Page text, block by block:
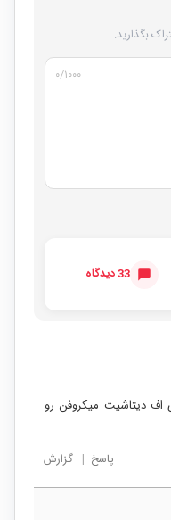
بگذارید.
۰/۱۰۰۰
33 دیدگاه
اف دیتاشیت میکروفن رو
پاسخ | گزارش